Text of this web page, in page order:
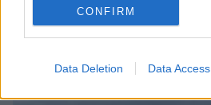
CONFIRM
Data Deletion Data Access